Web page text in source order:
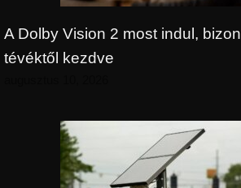
A Dolby Vision 2 most indul,
tévéktől kezdve